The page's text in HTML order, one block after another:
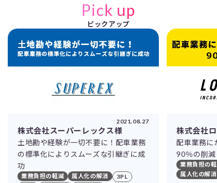
Pick up
ピックアップ
2021.08.27
株式会社スーパーレックス様
土地勘や経験が一切不要に！配車業務
の標準化によりスムーズな引継ぎに成
功
業務負担の軽減 属人化の解消
3PL
株式会社
配車業務に
90％の削
業務負担の
属人化の解消